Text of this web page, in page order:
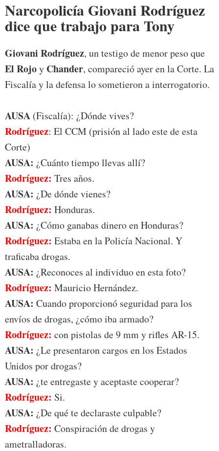
Narcopolicía Giovani Rodríguez
dice que trabajo para Tony
Giovani Rodríguez, un testigo de menor peso que
El Rojoy Chander, compareció ayer en la Corte. La
Fiscalía y la defensa lo sometieron a interrogatorio.
AUSA (Fiscalía): ¿Dónde vives?
Rodríguez: El CCM (prisión al lado este de esta
Corte)
AUSA: ¿Cuánto tiempo llevas allí?
Rodríguez: Tres años.
AUSA: ¿De dónde vienes?
Rodríguez: Honduras.
AUSA: ¿Cómo ganabas dinero en Honduras?
Rodríguez: Estaba en la Policía Nacional. Y
traficaba drogas.
AUSA: ¿Reconoces al individuo en esta foto?
Rodríguez: Mauricio Hernández.
AUSA: Cuando proporcionó seguridad para los
envíos de drogas, ¿cómo iba armado?
Rodríguez: con pistolas de 9 mm y rifles AR-15.
AUSA: ¿Le presentaron cargos en los Estados
Unidos por drogas?
AUSA: ¿te entregaste y aceptaste cooperar?
Rodríguez: Si.
AUSA: ¿De qué te declaraste culpable?
Rodríguez: Conspiración de drogas y
ametralladoras.